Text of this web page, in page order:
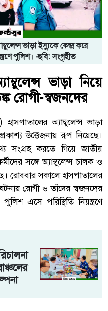
ভাড়া ইস্যুকে কেন্দ্র করে
পুলিশ। -ছবি: সংগৃহীত
ভাড়া নিয়ে
রোগী-স্বজনদের
অ্যাম্বুলেন্স ভাড়া
উত্তেজনায় রূপ নিয়েছে।
সংগ্রহ করতে গিয়ে জাতীয়
সঙ্গে অ্যাম্বুলেন্স চালক ও
রোববার সকালে হাসপাতালের
রোগী ও তাঁদের স্বজনদের
এসে পরিস্থিতি নিয়ন্ত্রণে